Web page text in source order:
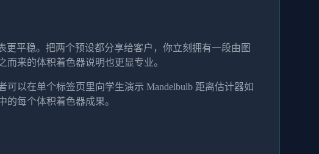
平稳。把两个预设都分享给客户，你立刻拥有一段由图
来的体积着色器说明也更显专业。
以在单个标签页里向学生演示 Mandelbulb 距离估计器如
每个体积着色器成果。